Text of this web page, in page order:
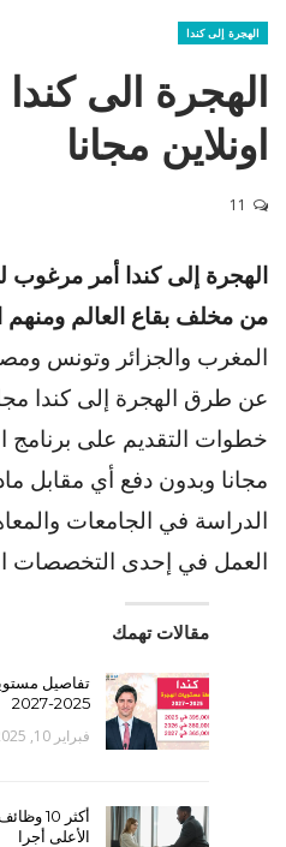
الهجرة إلى كندا
الهجرة الى
اونلاين مجانا
الهجرة إلى كندا أمر مرغوب
من مخلف بقاع العالم ومنهم
المغرب والجزائر وتونس
عن طرق الهجرة إلى كندا
خطوات التقديم على برنامج
مجانا وبدون دفع أي مقابل
الدراسة في الجامعات
العمل في إحدى التخصصات
مقالات تهمك
تفاصيل
2025-2027
فبراير 10, 2025
أكثر 10
الأعلى أجرا